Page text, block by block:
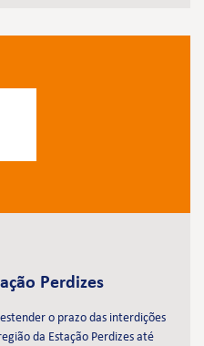
Perdizes
o prazo das interdições
da Estação Perdizes até